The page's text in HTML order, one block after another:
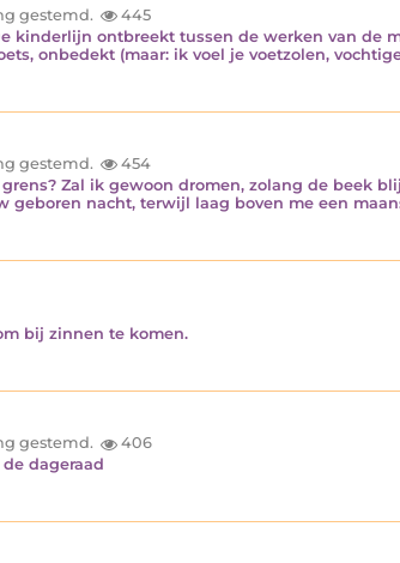
gestemd.
445
kinderlijn ontbreekt tussen de werken van de
onbedekt (maar: ik voel je voetzolen,
gestemd.
454
Zal ik gewoon dromen, zolang de beek
nacht, terwijl laag boven me een
bij zinnen te komen.
gestemd.
406
dageraad